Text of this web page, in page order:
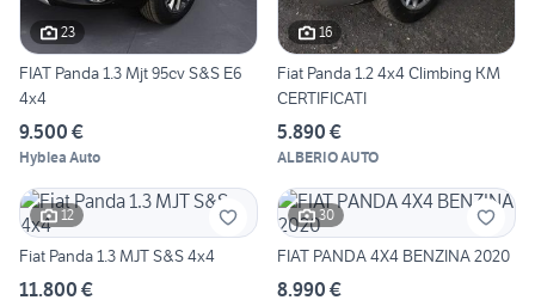
23
FIAT Panda 1.3 Mjt 95cv S&S E6
4x4
9.500 €
Hyblea Auto
16
Fiat Panda 1.2 4x4 Climbing KM
CERTIFICATI
5.890 €
ALBERIO AUTO
12
Fiat Panda 1.3 MJT S&S 4x4
11.800 €
30
FIAT PANDA 4X4 BENZINA 2020
8.990 €